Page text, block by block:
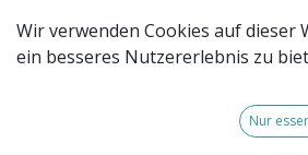
(zzgl. Versandkosten)
Wir verwenden Cookies auf dieser
ein besseres Nutzererlebnis zu
Nur